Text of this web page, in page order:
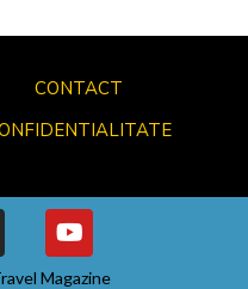
CONTACT
Magazine